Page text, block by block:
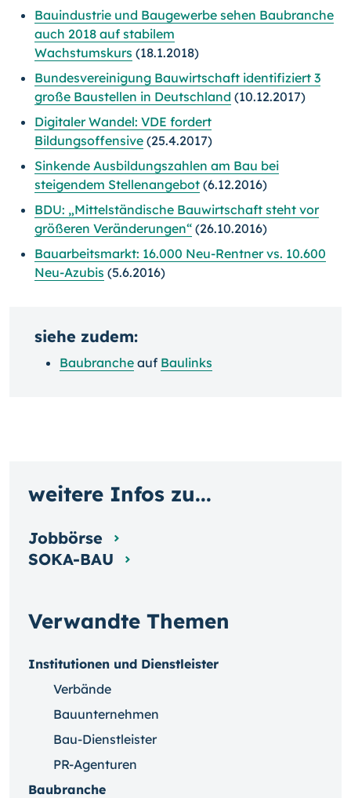
Bauindustrie und Baugewerbe sehen Baubranche
auch 2018 auf stabilem
Wachstumskurs (18.1.2018)
Bundesvereinigung Bauwirtschaft identifiziert 3
große Baustellen in Deutschland (10.12.2017)
Digitaler Wandel: VDE fordert
Bildungsoffensive (25.4.2017)
Sinkende Ausbildungszahlen am Bau bei
steigendem Stellenangebot (6.12.2016)
BDU: „Mittelständische Bauwirtschaft steht vor
größeren Veränderungen“ (26.10.2016)
Bauarbeitsmarkt: 16.000 Neu-Rentner vs. 10.600
Neu-Azubis (5.6.2016)
siehe zudem:
Baubranche auf Baulinks
Verwandte Themen
Institutionen und Dienstleister
Verbände
Bauunternehmen
Bau-Dienstleister
PR-Agenturen
Baubranche
weitere Infos zu...
Jobbörse
SOKA-BAU